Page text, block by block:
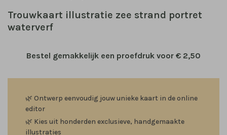
Trouwkaart illustratie zee strand portret
waterverf
Bestel gemakkelijk een proefdruk voor € 2,50
🌿 Ontwerp eenvoudig jouw unieke kaart in de online
editor
🌿 Kies uit honderden exclusieve, handgemaakte
illustraties